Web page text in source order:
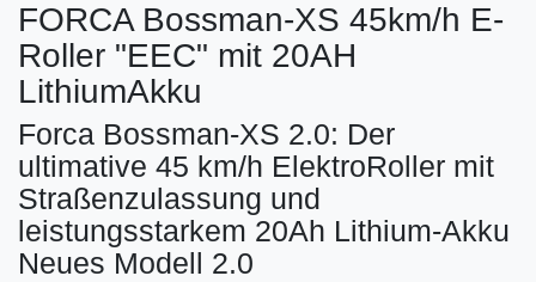
FORCA Bossman-XS 45km/h E-
Roller "EEC" mit 20AH
LithiumAkku
Forca Bossman-XS 2.0: Der
ultimative 45 km/h ElektroRoller mit
Straßenzulassung und
leistungsstarkem 20Ah Lithium-Akku
Neues Modell 2.0